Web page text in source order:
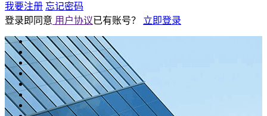
我要注册 忘记密码
登录即同意 用户协议已有账号？ 立即登录